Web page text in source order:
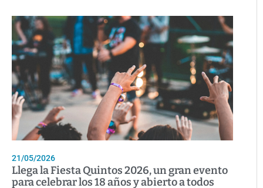
21/05/2026
Llega la Fiesta Quintos 2026, un gran evento
para celebrar los 18 años y abierto a todos